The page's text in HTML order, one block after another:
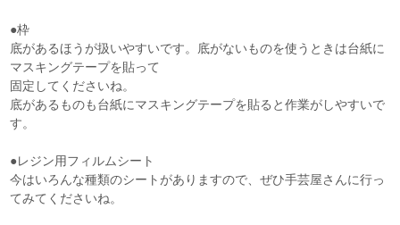
●枠
底があるほうが扱いやすいです。底がないものを使うときは台紙に
マスキングテープを貼って
固定してくださいね。
底があるものも台紙にマスキングテープを貼ると作業がしやすいで
す。
●レジン用フィルムシート
今はいろんな種類のシートがありますので、ぜひ手芸屋さんに行っ
てみてくださいね。